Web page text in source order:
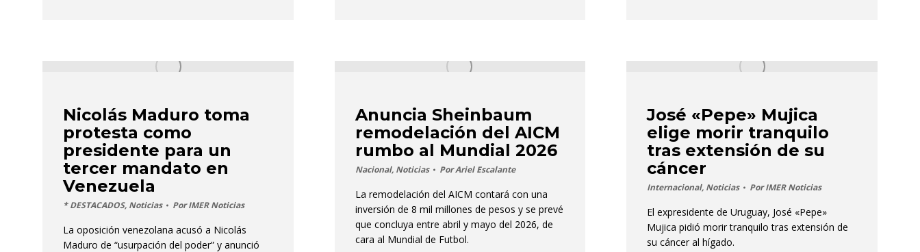
Nicolás Maduro toma
protesta como
presidente para un
tercer mandato en
Venezuela
* DESTACADOS, Noticias PorIMER Noticias
La oposición venezolana acusó a Nicolás
Maduro de “usurpación del poder” y anunció
Anuncia Sheinbaum
remodelación del AICM
rumbo al Mundial 2026
Nacional, Noticias PorAriel Escalante
La remodelación del AICM contará con una
inversión de 8 mil millones de pesos y se prevé
que concluya entre abril y mayo del 2026, de
cara al Mundial de Futbol.
José «Pepe» Mujica
elige morir tranquilo
tras extensión de su
cáncer
Internacional, Noticias PorIMER Noticias
El expresidente de Uruguay, José «Pepe»
Mujica pidió morir tranquilo tras extensión de
su cáncer al hígado.